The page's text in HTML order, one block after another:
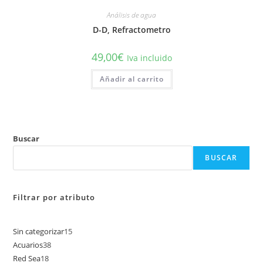
Análisis de agua
D-D, Refractometro
49,00€ Iva incluido
Añadir al carrito
Buscar
BUSCAR
Filtrar por atributo
Sin categorizar1515
Acuarios3838
Red Sea1818